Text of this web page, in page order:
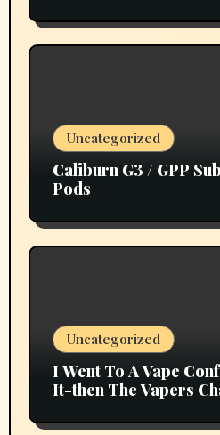
Uncategorized
Caliburn G3 / GPP
Pods
Uncategorized
I Went To A Vape
It-then The Vapers